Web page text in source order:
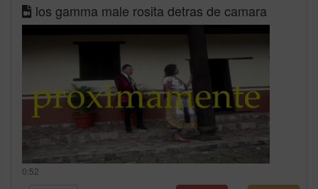
los gamma male rosita detras de camara
0:52